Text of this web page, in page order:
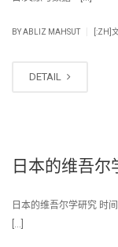
BYABLIZ MAHSUT [:ZH]
DETAIL
日本的维吾尔
日本的维吾尔学研究
[…]